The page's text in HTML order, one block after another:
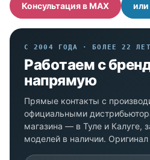
Консультация в MAX или
С 2004 ГОДА · БОЛЕЕ 22
Работаем с
напрямую
Прямые контакты с
официальными
магазина — в Туле и Калуге,
моделей в наличии. Оригинал